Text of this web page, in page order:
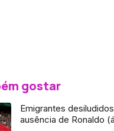
gostar
Emigrantes
ausência de Ronaldo